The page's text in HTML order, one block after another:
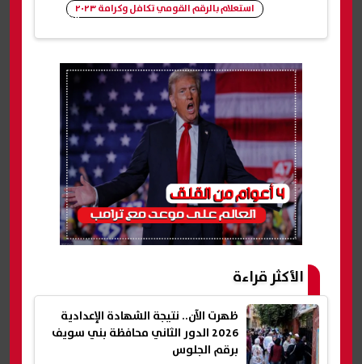
شارك
استعلام بالرقم القومي تكافل وكرامة ٢٠٢٣
الأكثر قراءة
ظهرت الآن.. نتيجة الشهادة الإعدادية
2026 الدور الثاني محافظة بني سويف
برقم الجلوس